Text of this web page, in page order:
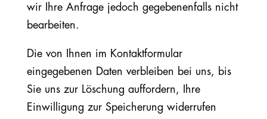
wir Ihre Anfrage jedoch gegebenenfalls nicht
bearbeiten.
Die von Ihnen im Kontaktformular
eingegebenen Daten verbleiben bei uns, bis
Sie uns zur Löschung auffordern, Ihre
Einwilligung zur Speicherung widerrufen